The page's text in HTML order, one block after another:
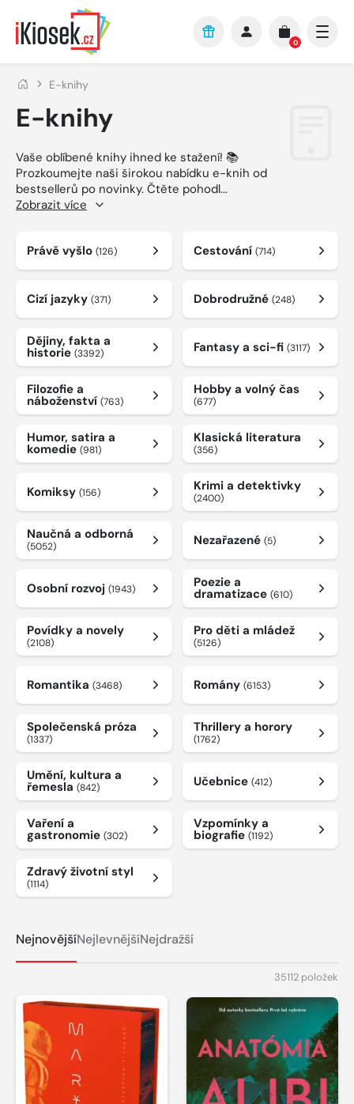
Přejít na hlavní obsah
0
E-knihy
E-knihy
Vaše oblíbené knihy ihned ke stažení! 📚
Prozkoumejte naši širokou nabídku e-knih od
bestsellerů po novinky. Čtěte pohodl...
Zobrazit více
Právě vyšlo (126) Cestování (714)
Cizí jazyky (371) Dobrodružné (248)
Dějiny, fakta a
historie (3392) Fantasy a sci-fi (3117)
Filozofie a
náboženství (763)
Hobby a volný čas
(677)
Humor, satira a
komedie (981)
Klasická literatura
(356)
Komiksy (156) Krimi a detektivky
(2400)
Naučná a odborná
(5052) Nezařazené (5)
Osobní rozvoj (1943) Poezie a
dramatizace (610)
Povídky a novely
(2108)
Pro děti a mládež
(5126)
Romantika (3468) Romány (6153)
Společenská próza
(1337)
Thrillery a horory
(1762)
Umění, kultura a
řemesla (842) Učebnice (412)
Vaření a
gastronomie (302)
Vzpomínky a
biografie (1192)
Zdravý životní styl
(1114)
NejnovějšíNejlevnějšíNejdražší
35112 položek